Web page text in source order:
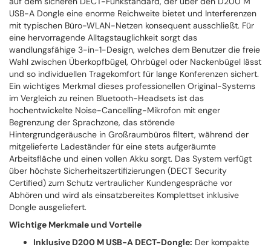
USB-A Dongle eine enorme Reichweite bietet und Interferenzen
mit typischen Büro-WLAN-Netzen konsequent ausschließt. Für
eine hervorragende Alltagstauglichkeit sorgt das
wandlungsfähige 3-in-1-Design, welches dem Benutzer die freie
Wahl zwischen Überkopfbügel, Ohrbügel oder Nackenbügel lässt
und so individuellen Tragekomfort für lange Konferenzen sichert.
Ein wichtiges Merkmal dieses professionellen Original-Systems
im Vergleich zu reinen Bluetooth-Headsets ist das
hochentwickelte Noise-Cancelling-Mikrofon mit enger
Begrenzung der Sprachzone, das störende
Hintergrundgeräusche in Großraumbüros filtert, während der
mitgelieferte Ladeständer für eine stets aufgeräumte
Arbeitsfläche und einen vollen Akku sorgt. Das System verfügt
über höchste Sicherheitszertifizierungen (DECT Security
Certified) zum Schutz vertraulicher Kundengespräche vor
Abhören und wird als einsatzbereites Komplettset inklusive
Dongle ausgeliefert.
Wichtige Merkmale und Vorteile
Inklusive D200 M USB-A DECT-Dongle: Der kompakte